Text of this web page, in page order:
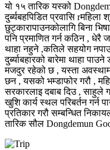
यो १५ तारिक यस्को
दुर्ब्यबहपिडित प्रवासि
छुट्कारापाउनकोलागि बिना
पनि प्रमाणित गर्न कठिन , धेरै
थाहा नहुने ,कतिले सहयोग
दुर्ब्याबहारको बारेमा थाहा
मजदुर रहेको छ , यस्ता
छन , यसको भम्डाफोर गरौ ,
सरकारलाइ दबाब दिउ , साहुले
खुशि कार्य स्थल परिबर्तन गर्न
प्रतिकार गरौ सम्बन्धित
तारिक सौल Dongdemun